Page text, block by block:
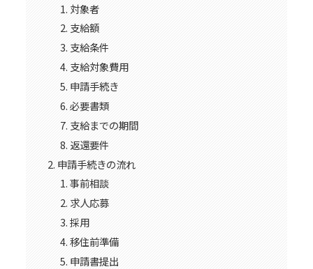
対象者
支給額
支給条件
支給対象費用
申請手続き
必要書類
支給までの期間
返還要件
申請手続きの流れ
事前相談
求人応募
採用
移住前準備
申請書提出